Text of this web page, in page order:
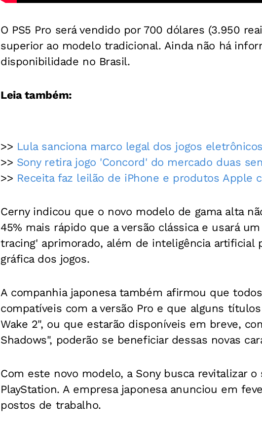
O PS5 Pro será vendido por 700 dólares (3.950
superior ao modelo tradicional. Ainda não há
disponibilidade no Brasil.
Leia também:
>> Lula sanciona marco legal dos jogos
>> Sony retira jogo 'Concord' do mercado duas
>> Receita faz leilão de iPhone e produtos Apple
Cerny indicou que o novo modelo de gama alta
45% mais rápido que a versão clássica e usará
tracing' aprimorado, além de inteligência artificial
gráfica dos jogos.
A companhia japonesa também afirmou que
compatíveis com a versão Pro e que alguns
Wake 2", ou que estarão disponíveis em breve,
Shadows", poderão se beneficiar dessas novas
Com este novo modelo, a Sony busca revitalizar
PlayStation. A empresa japonesa anunciou em
postos de trabalho.